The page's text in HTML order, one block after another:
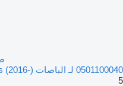
0501100040 لـ الباصات Scania K-Series (2016-)
5